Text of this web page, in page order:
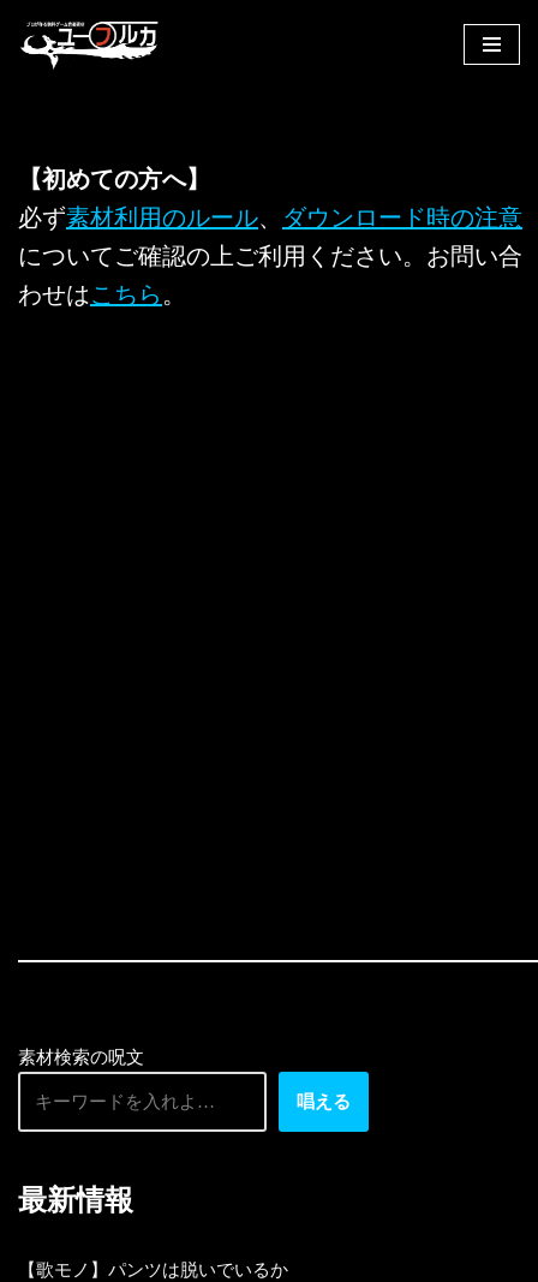
へ
キ
ッ
【初めての方へ】
必ず素材利用のルール、 ダウンロード時の注意
についてご確認の上ご利用ください。お問い合
わせはこちら 。
素材検索の呪文
唱える
最新情報
【歌モノ】パンツは脱いでいるか